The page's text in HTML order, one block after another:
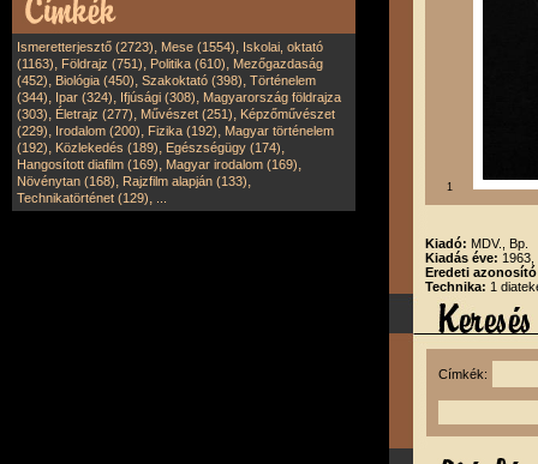
Ismeretterjesztő (2723), Mese (1554), Iskolai, oktató
(1163), Földrajz (751), Politika (610), Mezőgazdaság
(452), Biológia (450), Szakoktató (398), Történelem
(344), Ipar (324), Ifjúsági (308), Magyarország földrajza
(303), Életrajz (277), Művészet (251), Képzőművészet
(229), Irodalom (200), Fizika (192), Magyar történelem
(192), Közlekedés (189), Egészségügy (174),
Hangosított diafilm (169), Magyar irodalom (169),
Növénytan (168), Rajzfilm alapján (133),
Technikatörténet (129),
1
Kiadó: MDV., Bp.
Kiadás éve: 1963,
Eredeti
Technika: 1
Címkék: